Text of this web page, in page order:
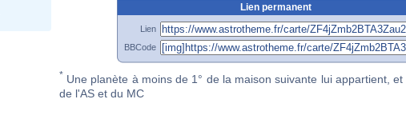
Lien permanent
Lien
BBCode
* Une planète à moins de 1° de la maison suivante lui appartient, et
de l'AS et du MC